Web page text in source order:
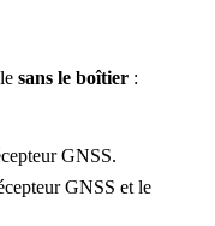
sans le boîtier :
GNSS.
GNSS et le